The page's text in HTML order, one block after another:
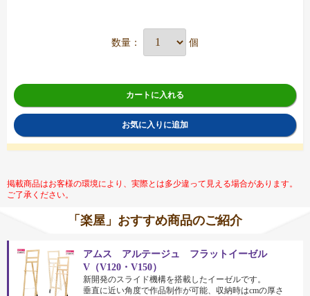
数量： 個
カートに入れる
お気に入りに追加
掲載商品はお客様の環境により、実際とは多少違って見える場合があります。
ご了承ください。
「楽屋」おすすめ商品のご紹介
アムス アルテージュ フラットイーゼル
V（V120・V150）
新開発のスライド機構を搭載したイーゼルです。
垂直に近い角度で作品制作が可能、収納時はcmの厚さ